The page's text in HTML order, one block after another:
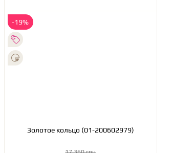
-19%
Золотое кольцо (01-200602979)